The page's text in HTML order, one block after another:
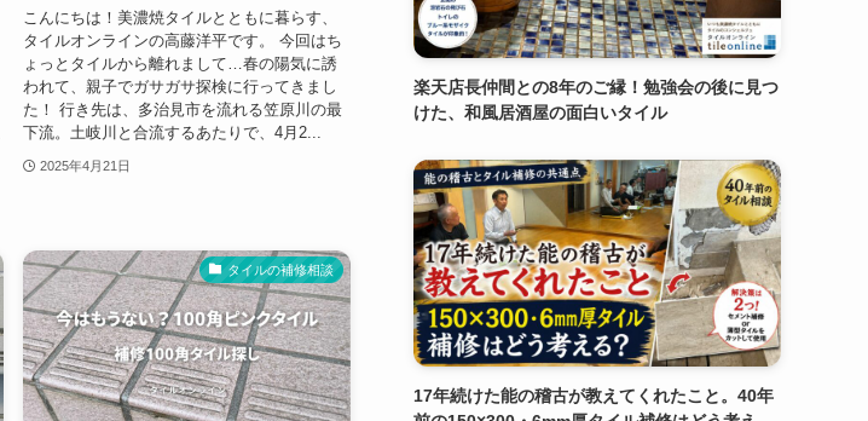
こんにちは！美濃焼タイルとともに暮らす、
タイルオンラインの高藤洋平です。 今回はち
ょっとタイルから離れまして…春の陽気に誘
われて、親子でガサガサ探検に行ってきまし
た！ 行き先は、多治見市を流れる笠原川の最
下流。土岐川と合流するあたりで、4月2...
2025年4月21日
タイルの補修相談
楽天店長仲間との8年のご縁！勉強会の後に見つ
けた、和風居酒屋の面白いタイル
17年続けた能の稽古が教えてくれたこと。40年